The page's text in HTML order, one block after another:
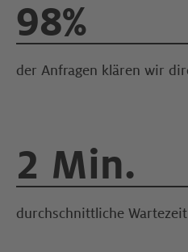
99%
der Anfragen klären wir
2 Min.
durchschnittliche Wartezeit